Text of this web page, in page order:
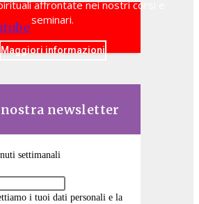
affrontate nei nostri corsi e
seminari.
Maggiori informazioni
newsletter
settimanali
i tuoi dati personali e la